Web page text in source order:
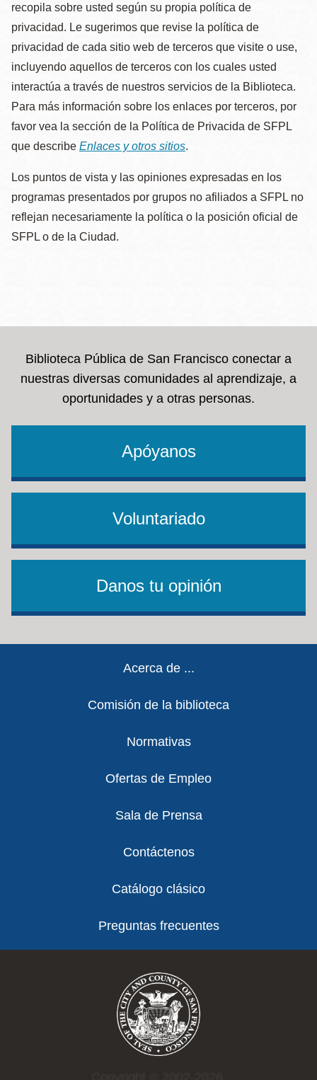
recopila sobre usted según su propia política de
privacidad. Le sugerimos que revise la política de
privacidad de cada sitio web de terceros que visite o use,
incluyendo aquellos de terceros con los cuales usted
interactúa a través de nuestros servicios de la Biblioteca.
Para más información sobre los enlaces por terceros, por
favor vea la sección de la Política de Privacida de SFPL
que describe Enlaces y otros sitios.
Los puntos de vista y las opiniones expresadas en los
programas presentados por grupos no afiliados a SFPL no
reflejan necesariamente la política o la posición oficial de
SFPL o de la Ciudad.
Biblioteca Pública de San Francisco conectar a
nuestras diversas comunidades al aprendizaje, a
oportunidades y a otras personas.
Apóyanos
Voluntariado
Danos tu opinión
Acerca de ...
Comisión de la biblioteca
Normativas
Ofertas de Empleo
Sala de Prensa
Contáctenos
Catálogo clásico
Preguntas frecuentes